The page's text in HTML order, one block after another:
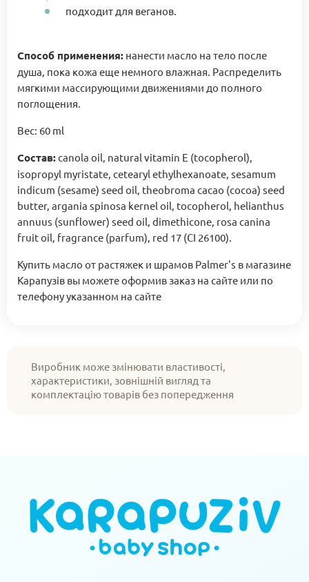
подходит для веганов.
Способ применения: нанести масло на тело после
душа, пока кожа еще немного влажная. Распределить
мягкими массирующими движениями до полного
поглощения.
Вес: 60 ml
Состав:canola oil, natural vitamin E (tocopherol),
isopropyl myristate, cetearyl ethylhexanoate, sesamum
indicum (sesame) seed oil, theobroma cacao (cocoa) seed
butter, argania spinosa kernel oil, tocopherol, helianthus
annuus (sunflower) seed oil, dimethicone, rosa canina
fruit oil, fragrance (parfum), red 17 (CI 26100).
Купить масло от растяжек и шрамов Palmer's в магазине
Карапузів вы можете оформив заказ на сайте или по
телефону указанном на сайте
Виробник може змінювати властивості,
характеристики, зовнішній вигляд та
комплектацію товарів без попередження